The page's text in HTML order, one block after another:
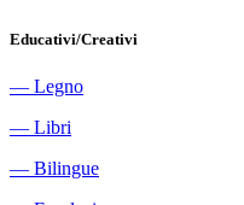
Educativi/Creativi
― Legno
― Libri
― Bilingue